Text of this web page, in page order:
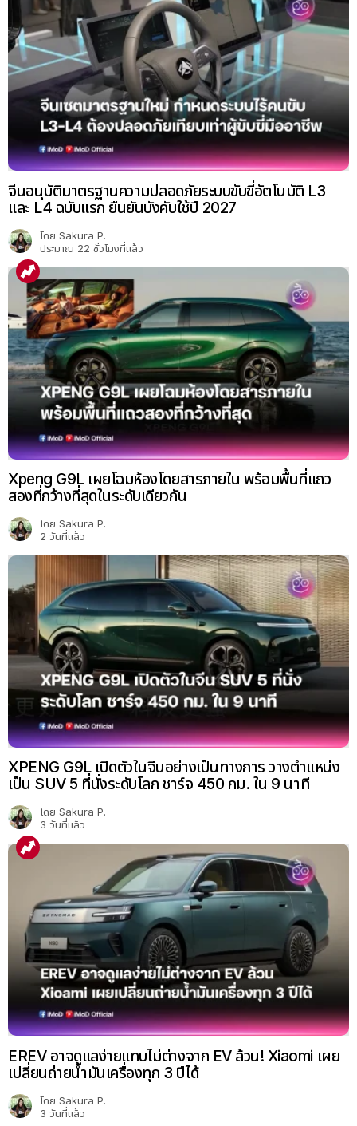
จีนอนุมัติมาตรฐานความปลอดภัยระบบขับขี่อัตโนมัติ L3
และ L4 ฉบับแรก ยืนยันบังคับใช้ปี 2027
โดย Sakura P.
ประมาณ 22 ชั่วโมงที่แล้ว
Xpeng G9L เผยโฉมห้องโดยสารภายใน พร้อมพื้นที่แถว
สองที่กว้างที่สุดในระดับเดียวกัน
โดย Sakura P.
2 วันที่แล้ว
XPENG G9L เปิดตัวในจีนอย่างเป็นทางการ วางตำแหน่ง
เป็น SUV 5 ที่นั่งระดับโลก ชาร์จ 450 กม. ใน 9 นาที
โดย Sakura P.
3 วันที่แล้ว
EREV อาจดูแลง่ายแทบไม่ต่างจาก EV ล้วน! Xiaomi เผย
เปลี่ยนถ่ายน้ำมันเครื่องทุก 3 ปีได้
โดย Sakura P.
3 วันที่แล้ว